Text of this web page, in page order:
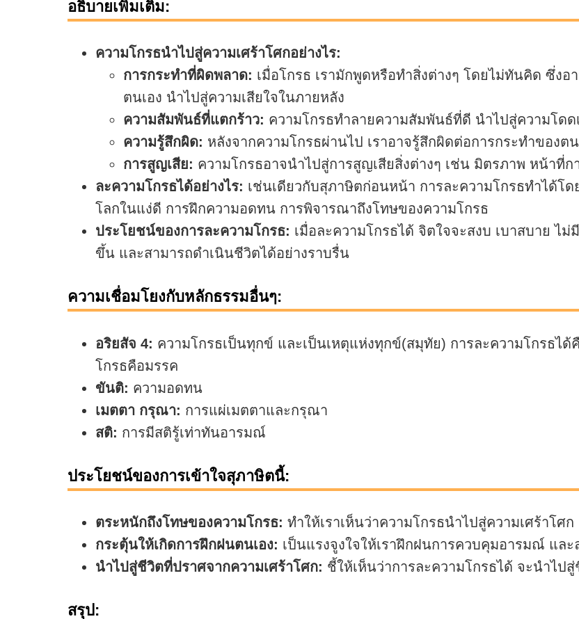
อธิบายเพิ่มเติม:
ความโกรธนำไปสู่ความเศร้าโศกอย่างไร:
การกระทำที่ผิดพลาด: เมื่อโกรธ เรามักพูดหรือทำสิ่งต่างๆ โดยไม่ทันคิด ซึ่ง
ตนเอง นำไปสู่ความเสียใจในภายหลัง
ความสัมพันธ์ที่แตกร้าว: ความโกรธทำลายความสัมพันธ์ที่ดี นำไปสู่ความโดด
ความรู้สึกผิด: หลังจากความโกรธผ่านไป เราอาจรู้สึกผิดต่อการกระทำของต
การสูญเสีย: ความโกรธอาจนำไปสู่การสูญเสียสิ่งต่างๆ เช่น มิตรภาพ หน้าที่
ละความโกรธได้อย่างไร: เช่นเดียวกับสุภาษิตก่อนหน้า การละความโกรธทำได้โ
โลกในแง่ดี การฝึกความอดทน การพิจารณาถึงโทษของความโกรธ
ประโยชน์ของการละความโกรธ: เมื่อละความโกรธได้ จิตใจจะสงบ เบาสบาย
ขึ้น และสามารถดำเนินชีวิตได้อย่างราบรื่น
ความเชื่อมโยงกับหลักธรรมอื่นๆ:
อริยสัจ 4: ความโกรธเป็นทุกข์ และเป็นเหตุแห่งทุกข์(สมุทัย) การละความโกรธไ
โกรธคือมรรค
ขันติ: ความอดทน
เมตตา กรุณา: การแผ่เมตตาและกรุณา
สติ: การมีสติรู้เท่าทันอารมณ์
ประโยชน์ของการเข้าใจสุภาษิตนี้:
ตระหนักถึงโทษของความโกรธ: ทำให้เราเห็นว่าความโกรธนำไปสู่ความเศร้าโศ
กระตุ้นให้เกิดการฝึกฝนตนเอง: เป็นแรงจูงใจให้เราฝึกฝนการควบคุมอารมณ์ และ
นำไปสู่ชีวิตที่ปราศจากความเศร้าโศก: ชี้ให้เห็นว่าการละความโกรธได้ จะนำไป
สรุป: